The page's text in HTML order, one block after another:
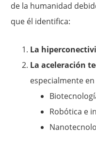
de la humanidad
que él identifica:
La
La aceleración
especialmente en
Robótica e